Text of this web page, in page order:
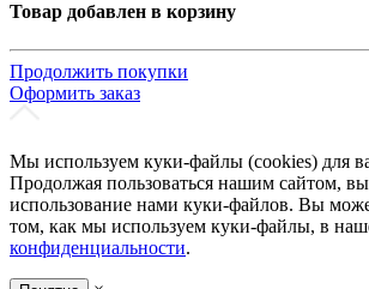
Товар добавлен в корзину
Продолжить покупки
Оформить заказ
Мы используем куки-файлы (cookies) для
Продолжая пользоваться нашим сайтом, вы
использование нами куки-файлов. Вы
том, как мы используем куки-файлы, в
конфиденциальности.